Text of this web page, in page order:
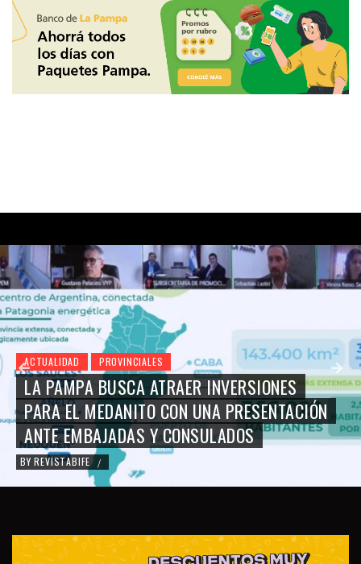
ACTUALIDAD PROVINCIALES
LA PAMPA BUSCA ATRAER INVERSIONES
PARA EL MEDANITO CON UNA PRESENTACIÓN
ANTE EMBAJADAS Y CONSULADOS
BY REVISTABIFE /